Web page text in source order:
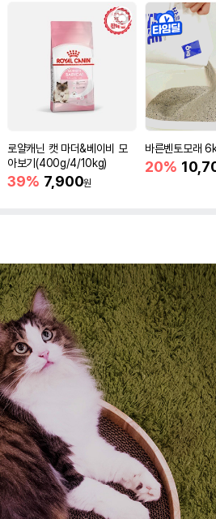
로얄캐닌 캣 마더&베이비 모
아보기(400g/4/10kg)
39% 7,900원
바른벤토모래
20%